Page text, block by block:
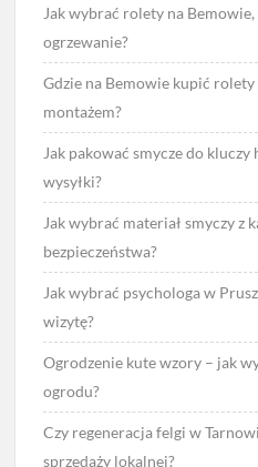
Jak wybrać rolety na
ogrzewanie?
Gdzie na Bemowie kupić
montażem?
Jak pakować smycze do
wysyłki?
Jak wybrać materiał smyczy z
bezpieczeństwa?
Jak wybrać psychologa w
wizytę?
Ogrodzenie kute wzory – jak
ogrodu?
Czy regeneracja felgi w
sprzedaży lokalnej?